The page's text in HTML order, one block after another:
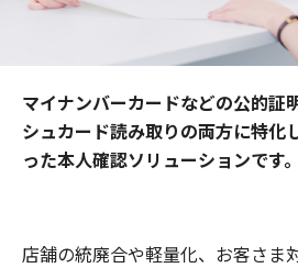
マイナンバーカードなどの公的証
シュカード読み取りの両方に特化
った本人確認ソリューションです。
店舗の統廃合や軽量化、お客さま